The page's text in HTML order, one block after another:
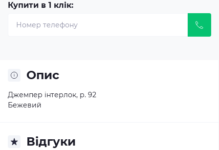
Купити в 1 клік:
Опис
Джемпер інтерлок, р. 92
Бежевий
Відгуки